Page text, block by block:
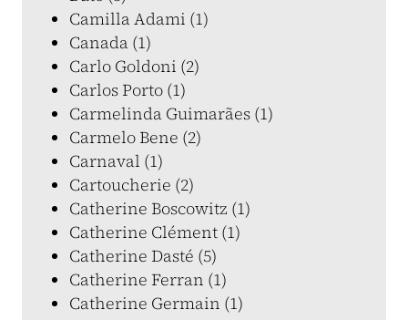
Camilla Adami (1)
Canada (1)
Carlo Goldoni (2)
Carlos Porto (1)
Carmelinda Guimarães (1)
Carmelo Bene (2)
Carnaval (1)
Cartoucherie (2)
Catherine Boscowitz (1)
Catherine Clément (1)
Catherine Dasté (5)
Catherine Ferran (1)
Catherine Germain (1)